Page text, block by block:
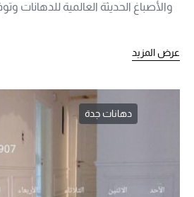
والأصباغ الحديثة العالمية للدهانات
عرض المزيد
دهانات جدة